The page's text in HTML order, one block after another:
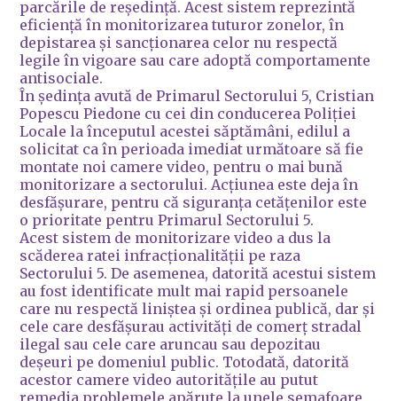
parcările de reședință. Acest sistem reprezintă
eficiență în monitorizarea tuturor zonelor, în
depistarea și sancționarea celor nu respectă
legile în vigoare sau care adoptă comportamente
antisociale.
În ședința avută de Primarul Sectorului 5, Cristian
Popescu Piedone cu cei din conducerea Poliției
Locale la începutul acestei săptămâni, edilul a
solicitat ca în perioada imediat următoare să fie
montate noi camere video, pentru o mai bună
monitorizare a sectorului. Acțiunea este deja în
desfășurare, pentru că siguranța cetățenilor este
o prioritate pentru Primarul Sectorului 5.
Acest sistem de monitorizare video a dus la
scăderea ratei infracționalității pe raza
Sectorului 5. De asemenea, datorită acestui sistem
au fost identificate mult mai rapid persoanele
care nu respectă liniștea și ordinea publică, dar și
cele care desfășurau activități de comerț stradal
ilegal sau cele care aruncau sau depozitau
deșeuri pe domeniul public. Totodată, datorită
acestor camere video autoritățile au putut
remedia problemele apărute la unele semafoare